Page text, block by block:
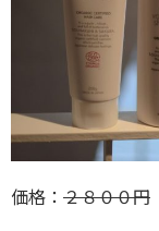
価格： ２８００円